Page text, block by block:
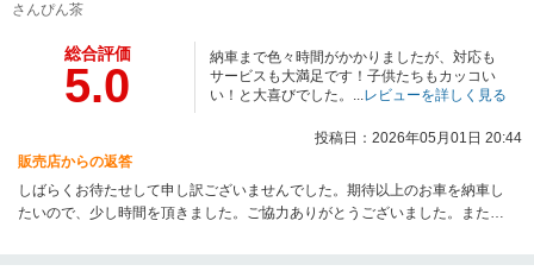
さんぴん茶
総合評価
5.0
納車まで色々時間がかかりましたが、対応も
サービスも大満足です！子供たちもカッコい
い！と大喜びでした。...レビューを詳しく見る
投稿日：2026年05月01日 20:44
販売店からの返答
しばらくお待たせして申し訳ございませんでした。期待以上のお車を納車し
たいので、少し時間を頂きました。ご協力ありがとうございました。また、